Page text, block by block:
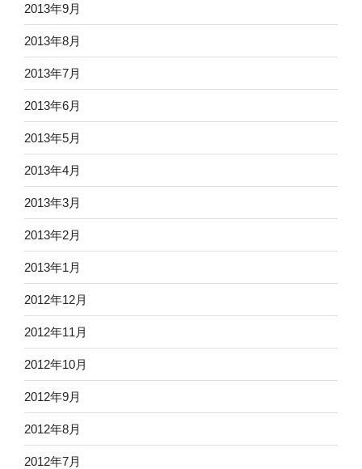
2013年9月
2013年8月
2013年7月
2013年6月
2013年5月
2013年4月
2013年3月
2013年2月
2013年1月
2012年12月
2012年11月
2012年10月
2012年9月
2012年8月
2012年7月